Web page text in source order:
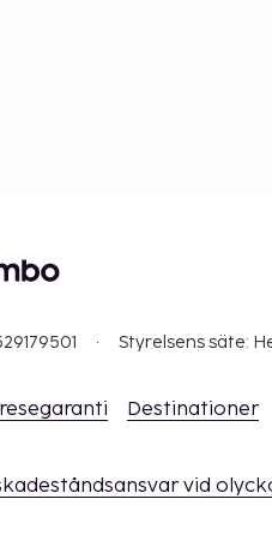
Styrelsens säte:
Destinationer
vid